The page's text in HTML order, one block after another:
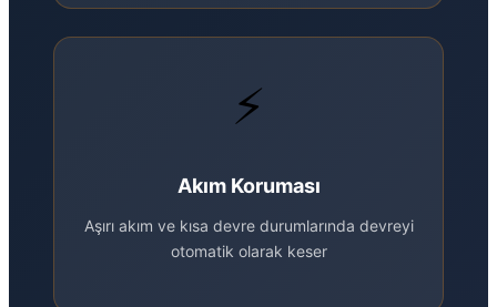
⚡
Akım Koruması
Aşırı akım ve kısa devre durumlarında devreyi
otomatik olarak keser